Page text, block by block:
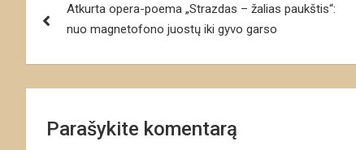
tarp
įrašų
Atkurta opera-poema „Strazdas – žalias paukštis“:
nuo magnetofono juostų iki gyvo garso
Parašykite komentarą